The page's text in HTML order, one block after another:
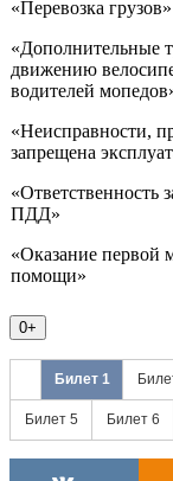
«Перевозка грузов»
«Дополнительные
движению
водителей
«Неисправности,
запрещена
«Ответственность
ПДД»
«Оказание первой
помощи»
0+